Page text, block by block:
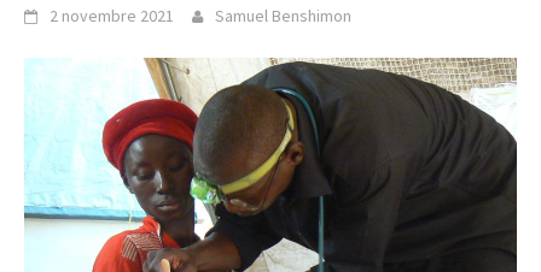
2 novembre 2021 Samuel Benshimon